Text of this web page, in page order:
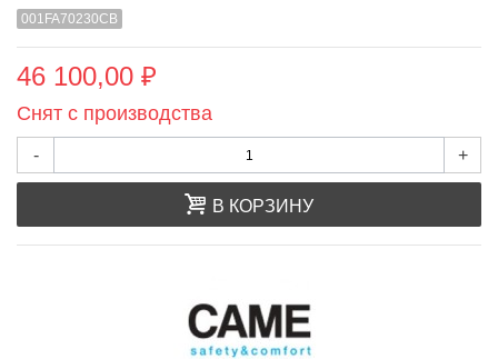
001FA70230CB
46 100,00 ₽
Снят с производства
- +
В КОРЗИНУ